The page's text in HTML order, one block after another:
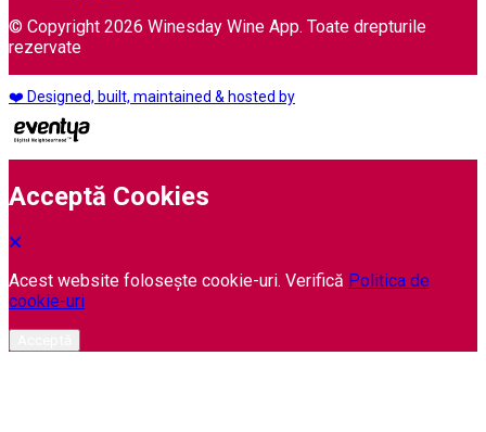
© Copyright 2026 Winesday Wine App. Toate drepturile
rezervate
❤️ Designed, built, maintained & hosted by
Acceptă Cookies
Acest website folosește cookie-uri. Verifică Politica de
cookie-uri